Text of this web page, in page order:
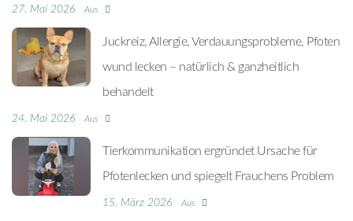
27. Mai 2026 Aus
Juckreiz, Allergie, Verdauungsprobleme, Pfoten
wund lecken – natürlich & ganzheitlich
behandelt
24. Mai 2026 Aus
Tierkommunikation ergründet Ursache für
Pfotenlecken und spiegelt Frauchens Problem
15. März 2026 Aus